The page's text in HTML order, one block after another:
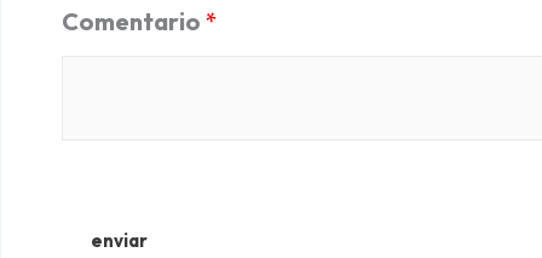
Comentario *
enviar